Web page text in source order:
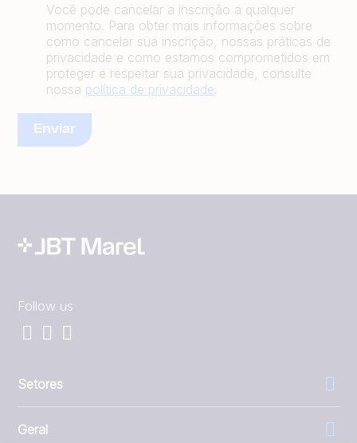
Você pode cancelar a inscrição a qualquer
momento. Para obter mais informações sobre
como cancelar sua inscrição, nossas práticas de
privacidade e como estamos comprometidos em
proteger e respeitar sua privacidade, consulte
nossa política de privacidade.
Follow us
Setores
Geral